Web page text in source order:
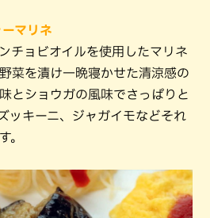
マリネ
チョビオイルを使用したマリネ
菜を漬け一晩寝かせた清涼感の
とショウガの風味でさっぱりと
ッキーニ、ジャガイモなどそれ
。